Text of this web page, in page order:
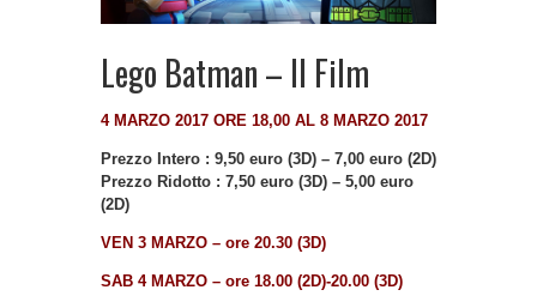
Lego Batman – Il Film
4 MARZO 2017 ORE 18,00 AL 8 MARZO 2017
Prezzo Intero : 9,50 euro (3D) – 7,00 euro (2D)
Prezzo Ridotto : 7,50 euro (3D) – 5,00 euro
(2D)
VEN 3 MARZO – ore 20.30 (3D)
SAB 4 MARZO – ore 18.00 (2D)-20.00 (3D)